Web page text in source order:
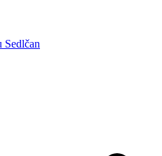
Sedlčan